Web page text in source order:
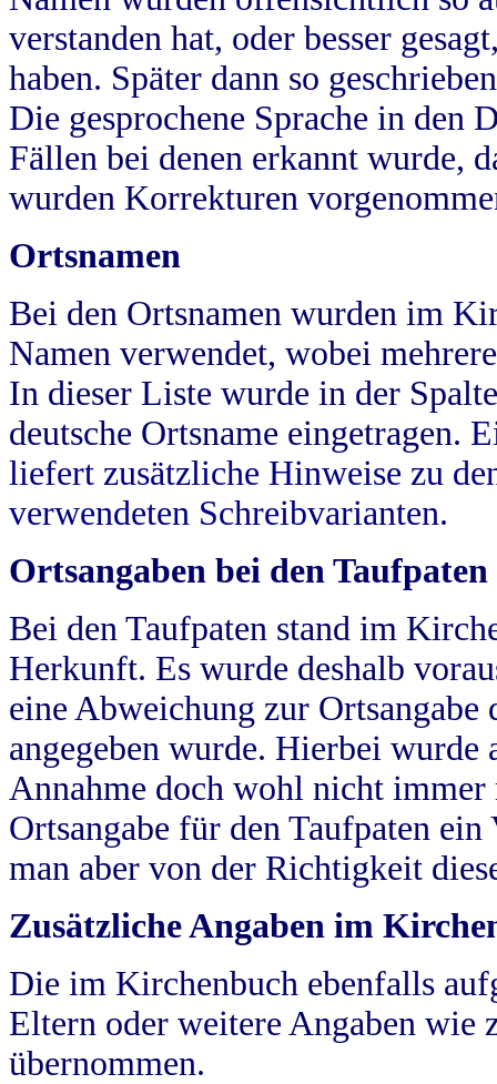
verstanden hat, oder besser
haben. Später dann so
Die gesprochene Sprache in
Fällen bei denen erkannt wurde,
wurden Korrekturen
Ortsnamen
Bei den Ortsnamen wurden im
Namen verwendet, wobei
In dieser Liste wurde in der
deutsche Ortsname eingetragen.
liefert zusätzliche Hinweise zu
verwendeten Schreibvarianten.
Ortsangaben bei den Taufpaten
Bei den Taufpaten stand im
Herkunft. Es wurde deshalb
eine Abweichung zur
angegeben wurde. Hierbei wurde
Annahme doch wohl nicht
Ortsangabe für den Taufpaten
man aber von der Richtigkeit
Zusätzliche Angaben im
Die im Kirchenbuch ebenfalls
Eltern oder weitere Angaben wie
übernommen.